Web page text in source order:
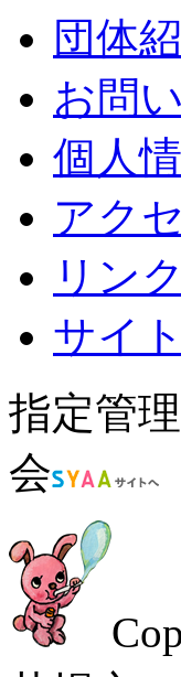
団体
お問
個人
アク
リンク
サイ
指定管
会